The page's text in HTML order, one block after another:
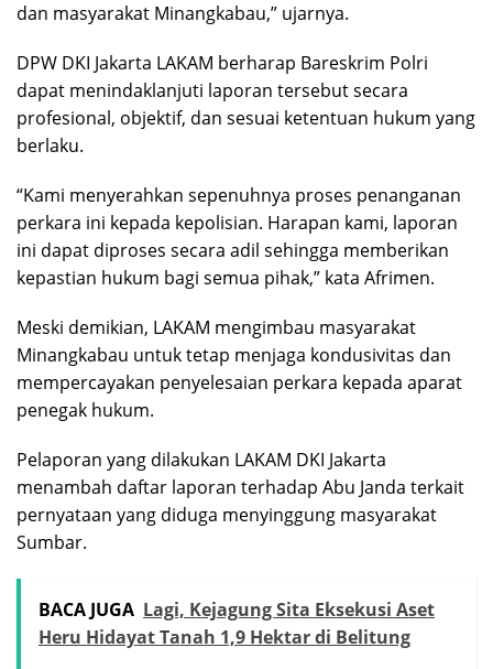
dan masyarakat Minangkabau,” ujarnya.
DPW DKI Jakarta LAKAM berharap Bareskrim Polri
dapat menindaklanjuti laporan tersebut secara
profesional, objektif, dan sesuai ketentuan hukum yang
berlaku.
“Kami menyerahkan sepenuhnya proses penanganan
perkara ini kepada kepolisian. Harapan kami, laporan
ini dapat diproses secara adil sehingga memberikan
kepastian hukum bagi semua pihak,” kata Afrimen.
Meski demikian, LAKAM mengimbau masyarakat
Minangkabau untuk tetap menjaga kondusivitas dan
mempercayakan penyelesaian perkara kepada aparat
penegak hukum.
Pelaporan yang dilakukan LAKAM DKI Jakarta
menambah daftar laporan terhadap Abu Janda terkait
pernyataan yang diduga menyinggung masyarakat
Sumbar.
BACA JUGA Lagi, Kejagung Sita Eksekusi Aset
Heru Hidayat Tanah 1,9 Hektar di Belitung